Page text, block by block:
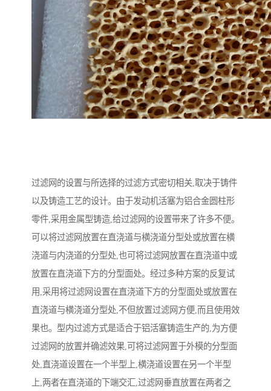
过滤网的设置与所选择的过滤方式密切相关,取决于铸件
以及铸造工艺的设计。由于发动机活塞为铝合金圆柱形
零件,采用金属型铸造,给过滤网的设置带来了许多不便。
可以将过滤网放置在直浇道与横浇道分型处或放置在横
浇道与内浇道的分型处,也可将过滤网放置在直浇道中或
放置在直浇道下方的分型面处。经过多种方案的反复试
用,采用将过滤网设置在直浇道下方的分型面处或放置在
直浇道与横浇道分型处,不但放置过滤网方便,而且使用效
果也。型内过滤方式是适合于铝活塞铸造生产的,为方便
过滤网的放置并确滤效果,可将过滤网置于外模的分型面
处,直浇道设置在一个半型上,横浇道设置在另一个半型
上,两者在直浇道的下端交汇,过滤网垂直放置在两者之